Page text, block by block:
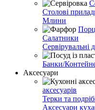
Столові
Млини
Салатники
Сервірувальні
Банки/
Аксесуари
аксесуарів
Терки та
Аксесуари